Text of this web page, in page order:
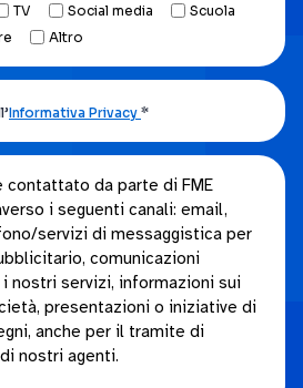
TV Social media
Scuola
Altro
Informativa Privacy *
contattato da parte di FME
i seguenti canali: email,
servizi di messaggistica per
comunicazioni
nostri servizi, informazioni sui
presentazioni o iniziative di
anche per il tramite di
nostri agenti.